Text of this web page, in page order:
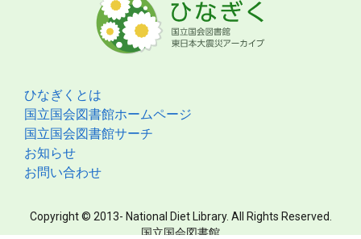
ひなぎくとは
国立国会図書館ホームページ
国立国会図書館サーチ
お知らせ
お問い合わせ
Copyright © 2013- National Diet Library. All Rights Reserved.